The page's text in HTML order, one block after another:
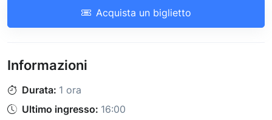
Acquista un biglietto
Informazioni
Durata: 1 ora
Ultimo ingresso: 16:00